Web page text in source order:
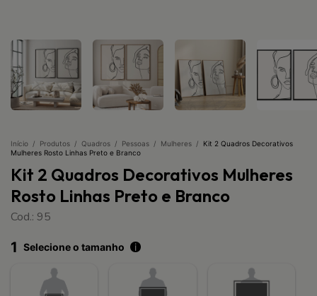
Início / Produtos / Quadros / Pessoas / Mulheres /
Kit 2 Quadros Decorativos
Mulheres Rosto Linhas Preto e Branco
Kit 2 Quadros Decorativos Mulheres
Rosto Linhas Preto e Branco
Cod.: 95
1 Selecione o tamanho i